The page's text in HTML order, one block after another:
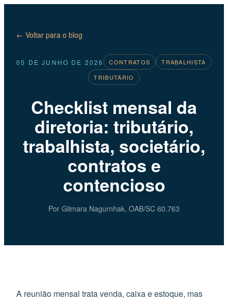
← Voltar para o blog
05 DE JUNHO DE 2026 CONTRATOS
TRABALHISTA
TRIBUTÁRIO
Checklist mensal da
diretoria: tributário,
trabalhista, societário,
contratos e
contencioso
Por Gilmara Nagurnhak, OAB/SC 60.763
A reunião mensal trata venda, caixa e estoque, mas